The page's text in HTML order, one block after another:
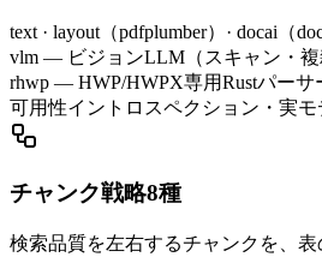
text · layout（pdfplumber）· docai（
vlm — ビジョンLLM（スキャン・複
rhwp — HWP/HWPX専用Rustパーサ
可用性イントロスペクション・実モ
チャンク戦略8種
検索品質を左右するチャンクを、